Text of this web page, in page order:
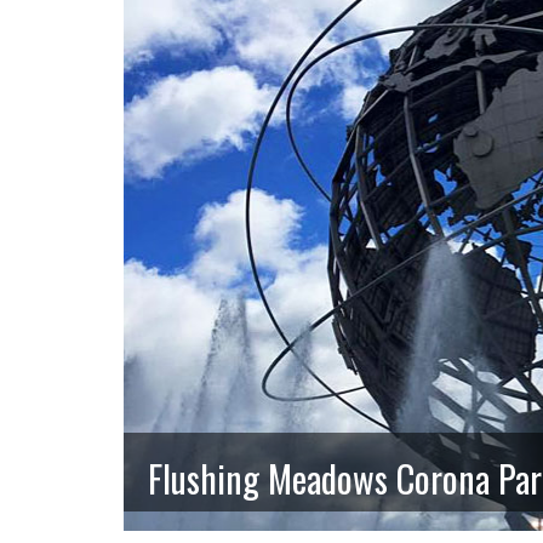
Flushing Meadows Corona